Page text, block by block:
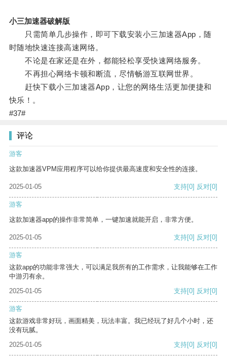
小三加速器破解版
只需简单几步操作，即可下载安装小三加速器App，随
时随地快速连接高速网络。
不论是在家还是在外，都能轻松享受快速网络服务。
不再担心网络卡顿和断流，尽情畅游互联网世界。
赶快下载小三加速器App，让您的网络生活更加便捷和
快乐！。
#37#
评论
游客
这款加速器VPM应用程序可以给你提供最高速度和安全性的连接。
2025-01-05 支持[0] 反对[0]
游客
这款加速器app的操作非常简单，一键加速就能开启，非常方便。
2025-01-05 支持[0] 反对[0]
游客
这款app的功能非常强大，可以满足我所有的工作需求，让我能够在工作
中游刃有余。
2025-01-05
支持[0] 反对[0]
游客
这款游戏非常好玩，画面精美，玩法丰富。我已经玩了好几个小时，还
没有玩腻。
2025-01-05
支持[0] 反对[0]